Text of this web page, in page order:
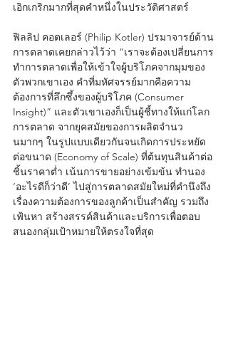
เอิกเกริกมากที่สุดคำหนึ่งในประวัติศาสตร์
ฟิลลิป คอตเลอร์ (Philip Kotler) ปรมาจารย์ด้าน
การตลาดเคยกล่าวไว้ว่า “เราจะต้องเปลี่ยนการ
ทำการตลาดเพื่อให้เข้าใจผู้บริโภคจากมุมของ
ตัวพวกเขาเอง คำที่มหัศจรรย์มากคือความ
ต้องการที่ลึกซึ้งของผู้บริโภค (Consumer
Insight)” และตัวเขาเองก็เป็นผู้ชี้ทางให้แก่โลก
การตลาด จากยุคสมัยของการผลิตจำนว
นมากๆ ในรูปแบบเดียวกันจนเกิดการประหยัด
ต่อขนาด (Economy of Scale) ที่ต้นทุนสินค้าต่อ
ชิ้นราคาต่ำ เน้นการขายอย่างเข้มข้น ทำนอง
‘อะไรดีก็ว่าดี’ ไปสู่การตลาดสมัยใหม่ที่คำนึงถึง
เรื่องความต้องการของลูกค้าเป็นสำคัญ รวมถึง
เฟ้นหา สร้างสรรค์สินค้าและบริการเพื่อตอบ
สนองกลุ่มเป้าหมายให้ตรงใจที่สุด